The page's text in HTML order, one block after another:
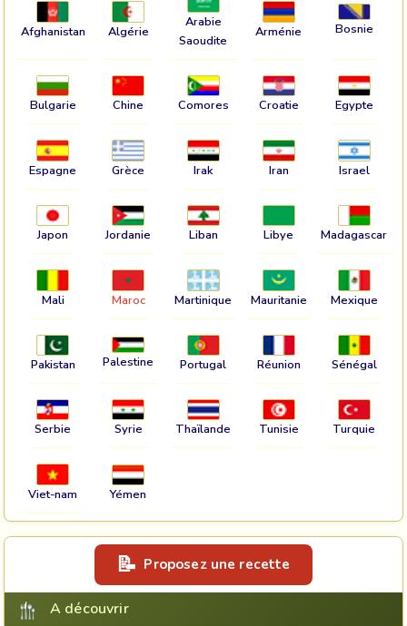
Afghanistan Algérie
Arabie
Saoudite
Arménie Bosnie
Bulgarie Chine Comores Croatie Egypte
Espagne Grèce Irak Iran Israel
Japon Jordanie Liban Libye Madagascar
Mali Maroc Martinique Mauritanie Mexique
Pakistan Palestine Portugal Réunion Sénégal
Serbie Syrie Thaïlande Tunisie Turquie
Viet-nam Yémen
Proposez une recette
A découvrir